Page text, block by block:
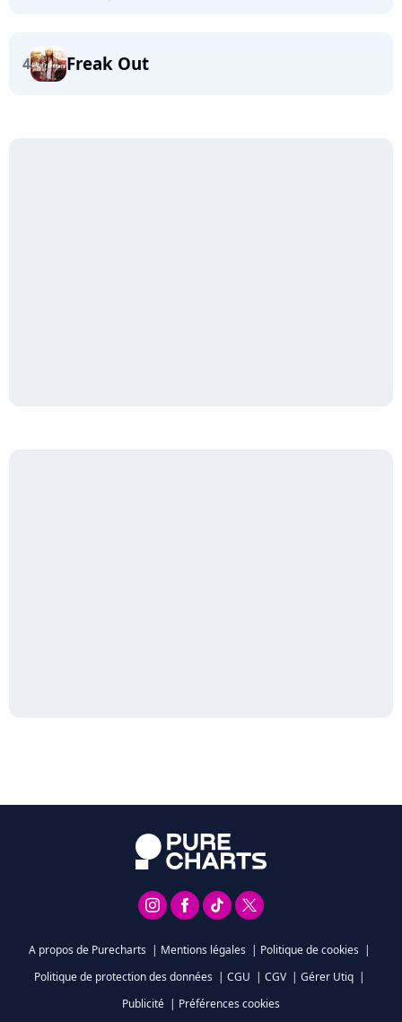
4 Freak Out
A propos de Purecharts | Mentions légales | Politique de cookies |
Politique de protection des données | CGU | CGV | Gérer Utiq |
Publicité | Préférences cookies